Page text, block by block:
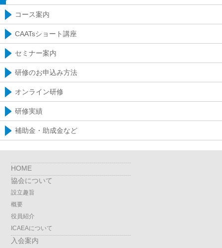
コース案内
CAATsショート講座
セミナー案内
研修のお申込み方法
オンライン研修
研修実績
補助金・助成金など
HOME
協会について
設立趣旨
概要
役員紹介
ICAEAについて
入会案内